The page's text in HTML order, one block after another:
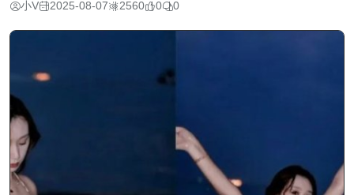
小V 2025-08-07 2560 0 0